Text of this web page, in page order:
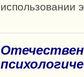
использовании